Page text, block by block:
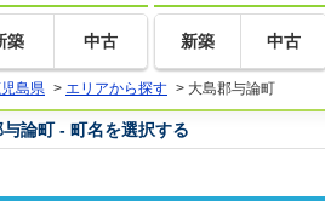
築 中古 新築 中古
島県 > エリアから探す > 大島郡与論町
論町 - 町名を選択する